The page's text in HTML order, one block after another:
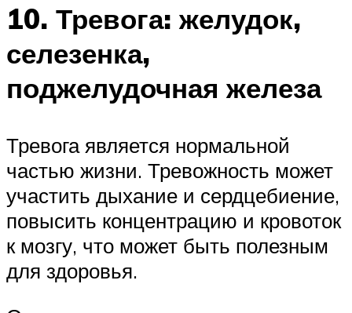
10. Тревога: желудок,
селезенка,
поджелудочная железа
Тревога является нормальной
частью жизни. Тревожность может
участить дыхание и сердцебиение,
повысить концентрацию и кровоток
к мозгу, что может быть полезным
для здоровья.